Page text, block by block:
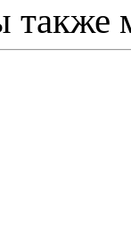
также